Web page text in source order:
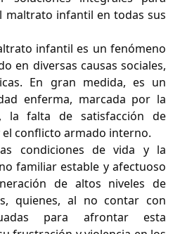
maltrato infantil en todas sus
infantil es un fenómeno
en diversas causas sociales,
En gran medida, es un
enferma, marcada por la
la falta de satisfacción de
el conflicto armado interno.
condiciones de vida y la
familiar estable y afectuoso
de altos niveles de
quienes, al no contar con
para afrontar esta